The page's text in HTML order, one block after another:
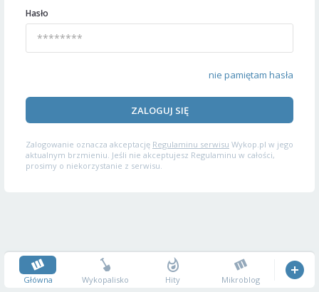
Hasło
nie pamiętam hasła
ZALOGUJ SIĘ
Zalogowanie oznacza akceptację Regulaminu serwisu Wykop.pl w jego
aktualnym brzmieniu. Jeśli nie akceptujesz Regulaminu w całości,
prosimy o niekorzystanie z serwisu.
Główna Wykopalisko Hity Mikroblog